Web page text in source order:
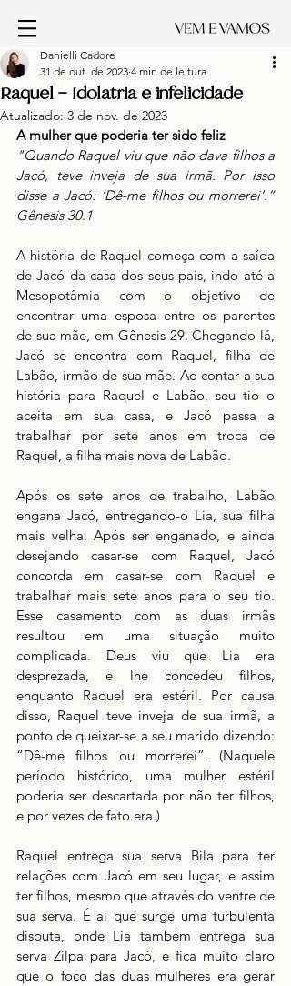
Raquel – Idolatria e infelicidade
Danielli Cadore
31 de out. de 2023 4 min de leitura
Atualizado: 3 de nov. de 2023
A mulher que poderia ter sido feliz
"Quando Raquel viu que não dava filhos a
Jacó, teve inveja de sua irmã. Por isso
disse a Jacó: ‘Dê-me filhos ou morrerei’.”
Gênesis 30.1
A história de Raquel começa com a saída
de Jacó da casa dos seus pais, indo até a
Mesopotâmia com o objetivo de
encontrar uma esposa entre os parentes
de sua mãe, em Gênesis 29. Chegando lá,
Jacó se encontra com Raquel, filha de
Labão, irmão de sua mãe. Ao contar a sua
história para Raquel e Labão, seu tio o
aceita em sua casa, e Jacó passa a
trabalhar por sete anos em troca de
Raquel, a filha mais nova de Labão.
Após os sete anos de trabalho, Labão
engana Jacó, entregando-o Lia, sua filha
mais velha. Após ser enganado, e ainda
desejando casar-se com Raquel, Jacó
concorda em casar-se com Raquel e
trabalhar mais sete anos para o seu tio.
Esse casamento com as duas irmãs
resultou em uma situação muito
complicada. Deus viu que Lia era
desprezada, e lhe concedeu filhos,
enquanto Raquel era estéril. Por causa
disso, Raquel teve inveja de sua irmã, a
ponto de queixar-se a seu marido dizendo:
“Dê-me filhos ou morrerei”. (Naquele
período histórico, uma mulher estéril
poderia ser descartada por não ter filhos,
e por vezes de fato era.)
Raquel entrega sua serva Bila para ter
relações com Jacó em seu lugar, e assim
ter filhos, mesmo que através do ventre de
sua serva. É aí que surge uma turbulenta
disputa, onde Lia também entrega sua
serva Zilpa para Jacó, e fica muito claro
que o foco das duas mulheres era gerar